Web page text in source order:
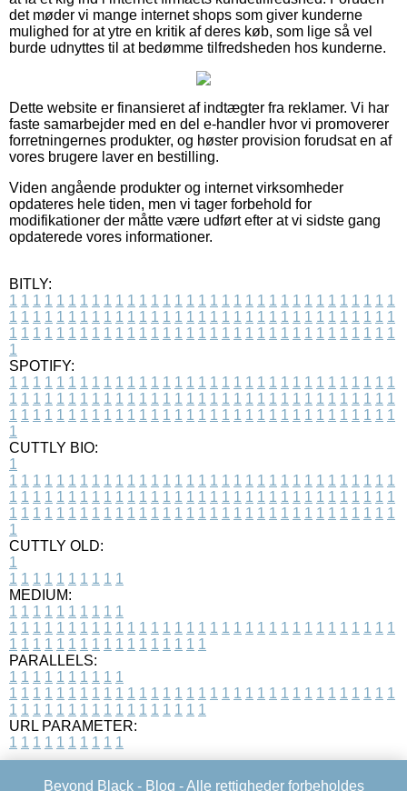
det møder vi mange internet shops som giver kunderne
mulighed for at ytre en kritik af deres køb, som lige så vel
burde udnyttes til at bedømme tilfredsheden hos kunderne.
Dette website er finansieret af indtægter fra reklamer. Vi har
faste samarbejder med en del e-handler hvor vi promoverer
forretningernes produkter, og høster provision forudsat en af
vores brugere laver en bestilling.
Viden angående produkter og internet virksomheder
opdateres hele tiden, men vi tager forbehold for
modifikationer der måtte være udført efter at vi sidste gang
opdaterede vores informationer.
BITLY:
1 1 1 1 1 1 1 1 1 1 1 1 1 1 1 1 1 1 1 1 1 1 1 1 1 1 1 1 1 1 1 1 1
1 1 1 1 1 1 1 1 1 1 1 1 1 1 1 1 1 1 1 1 1 1 1 1 1 1 1 1 1 1 1 1 1
1 1 1 1 1 1 1 1 1 1 1 1 1 1 1 1 1 1 1 1 1 1 1 1 1 1 1 1 1 1 1 1 1
1
SPOTIFY:
1 1 1 1 1 1 1 1 1 1 1 1 1 1 1 1 1 1 1 1 1 1 1 1 1 1 1 1 1 1 1 1 1
1 1 1 1 1 1 1 1 1 1 1 1 1 1 1 1 1 1 1 1 1 1 1 1 1 1 1 1 1 1 1 1 1
1 1 1 1 1 1 1 1 1 1 1 1 1 1 1 1 1 1 1 1 1 1 1 1 1 1 1 1 1 1 1 1 1
1
CUTTLY BIO:
1
1 1 1 1 1 1 1 1 1 1 1 1 1 1 1 1 1 1 1 1 1 1 1 1 1 1 1 1 1 1 1 1 1
1 1 1 1 1 1 1 1 1 1 1 1 1 1 1 1 1 1 1 1 1 1 1 1 1 1 1 1 1 1 1 1 1
1 1 1 1 1 1 1 1 1 1 1 1 1 1 1 1 1 1 1 1 1 1 1 1 1 1 1 1 1 1 1 1 1
1
CUTTLY OLD:
1
1 1 1 1 1 1 1 1 1 1
MEDIUM:
1 1 1 1 1 1 1 1 1 1
1 1 1 1 1 1 1 1 1 1 1 1 1 1 1 1 1 1 1 1 1 1 1 1 1 1 1 1 1 1 1 1 1
1 1 1 1 1 1 1 1 1 1 1 1 1 1 1 1 1
PARALLELS:
1 1 1 1 1 1 1 1 1 1
1 1 1 1 1 1 1 1 1 1 1 1 1 1 1 1 1 1 1 1 1 1 1 1 1 1 1 1 1 1 1 1 1
1 1 1 1 1 1 1 1 1 1 1 1 1 1 1 1 1
URL PARAMETER:
1 1 1 1 1 1 1 1 1 1
Beyond Black - Blog - Alle rettigheder forbeholdes